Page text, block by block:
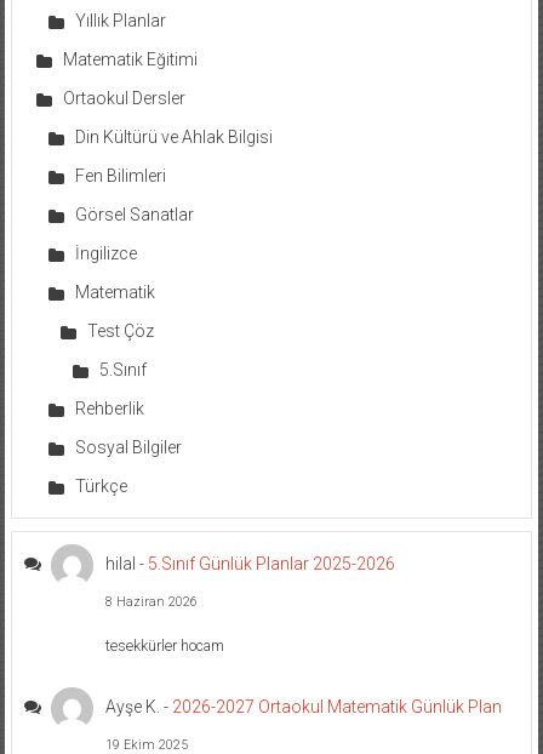
Yıllık Planlar
Matematik Eğitimi
Ortaokul Dersler
Din Kültürü ve Ahlak Bilgisi
Fen Bilimleri
Görsel Sanatlar
İngilizce
Matematik
Test Çöz
5.Sınıf
Rehberlik
Sosyal Bilgiler
Türkçe
hilal - 5.Sınıf Günlük Planlar 2025-2026
8 Haziran 2026
tesekkürler hocam
Ayşe K. - 2026-2027 Ortaokul Matematik Günlük Plan
19 Ekim 2025